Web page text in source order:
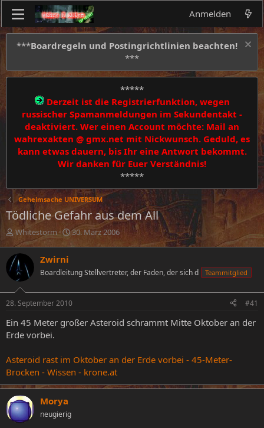
Anmelden
***Boardregeln und Postingrichtlinien beachten!
***
*****
Derzeit ist die Registrierfunktion, wegen
russischer Spamanmeldungen im Sekundentakt -
deaktiviert. Wer einen Account möchte: Mail an
wahrexakten @ gmx.net mit Nickwunsch. Geduld, es
kann etwas dauern, bis Ihr eine Antwort bekommt.
Wir danken für Euer Verständnis!
*****
Geheimsache UNIVERSUM
Tödliche Gefahr aus dem All
E
s
t
e
l
e
Whitestorm
E
e
l
t
m
30. März 2006
Zwirni
Boardleitung Stellvertreter, der Faden, der sich d Teammitglied
28. September 2010 #41
Ein 45 Meter großer Asteroid schrammt Mitte Oktober an der
Erde vorbei.
Asteroid rast im Oktober an der Erde vorbei - 45-Meter-
Brocken - Wissen - krone.at
Morya
neugierig